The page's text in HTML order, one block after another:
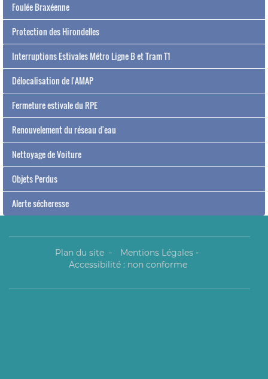
Foulée Braxéenne
Protection des Hirondelles
Interruptions Estivales Métro Ligne B et Tram T1
Délocalisation de l'AMAP
Fermeture estivale du RPE
Renouvelement du réseau d'eau
Nettoyage de Voiture
Objets Perdus
Alerte sécheresse
Plan du site - Mentions Légales -
Accessibilité : non conforme